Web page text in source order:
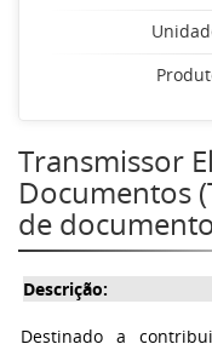
Transmissor
Documentos
de
Descrição:
Destinado a